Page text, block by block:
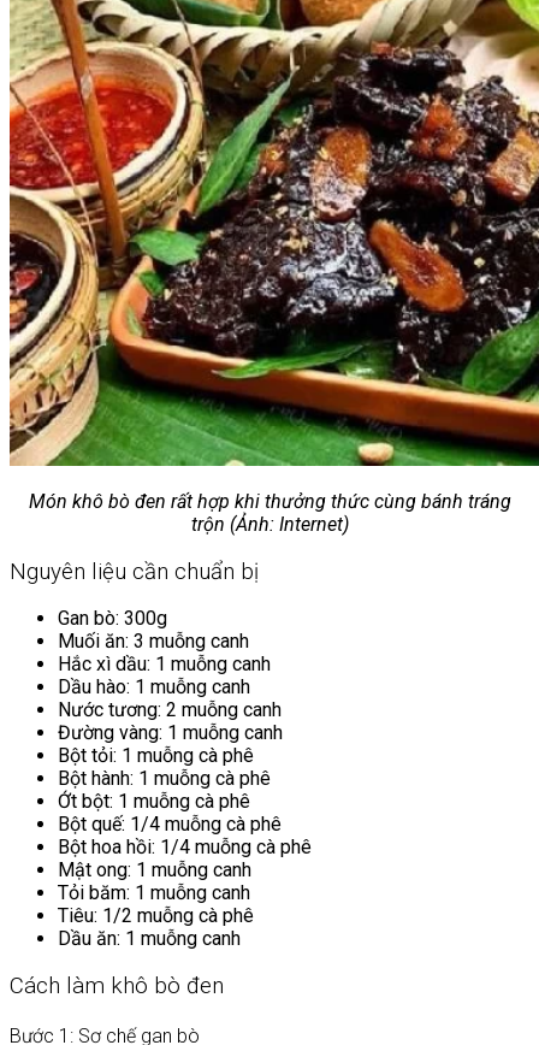
Món khô bò đen rất hợp khi thưởng thức cùng bánh tráng
trộn (Ảnh: Internet)
Nguyên liệu cần chuẩn bị
Gan bò: 300g
Muối ăn: 3 muỗng canh
Hắc xì dầu: 1 muỗng canh
Dầu hào: 1 muỗng canh
Nước tương: 2 muỗng canh
Đường vàng: 1 muỗng canh
Bột tỏi: 1 muỗng cà phê
Bột hành: 1 muỗng cà phê
Ớt bột: 1 muỗng cà phê
Bột quế: 1/4 muỗng cà phê
Bột hoa hồi: 1/4 muỗng cà phê
Mật ong: 1 muỗng canh
Tỏi băm: 1 muỗng canh
Tiêu: 1/2 muỗng cà phê
Dầu ăn: 1 muỗng canh
Cách làm khô bò đen
Bước 1: Sơ chế gan bò